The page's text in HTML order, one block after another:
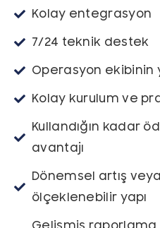
Kolay entegrasyon
7/24 teknik destek
Operasyon ekibinin
Kolay kurulum ve
Kullandığın kadar
avantajı
Dönemsel artış
ölçeklenebilir yapı